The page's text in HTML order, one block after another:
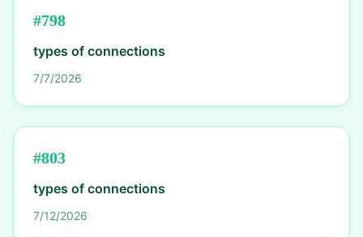
#798
types of connections
7/7/2026
#803
types of connections
7/12/2026